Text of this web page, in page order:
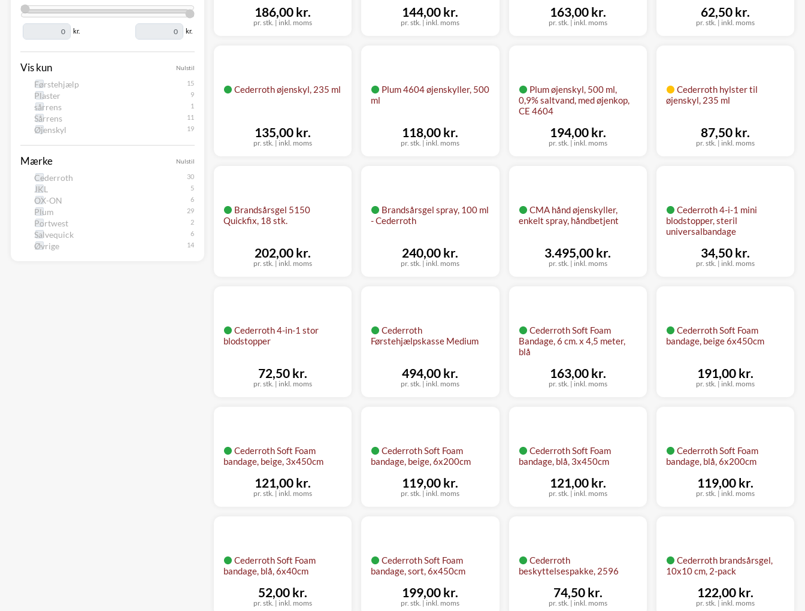
kr. kr.
Nulstil
Vis kun
Førstehjælp
Plaster
sårrens
Sårrens
Øjenskyl
Nulstil
Mærke
Cederroth
JKL
OX-ON
Plum
Portwest
Salvequick
Øvrige
pr. stk. | inkl. moms
186,00 kr.
pr. stk. | inkl. moms
144,00 kr.
pr. stk. | inkl. moms
163,00 kr.
pr. stk. | inkl. moms
62,50 kr.
Cederroth øjenskyl, 235 ml
pr. stk. | inkl. moms
135,00 kr.
Plum 4604 øjenskyller, 500
ml
pr. stk. | inkl. moms
118,00 kr.
Plum øjenskyl, 500 ml,
0,9% saltvand, med øjenkop,
CE 4604
pr. stk. | inkl. moms
194,00 kr.
Cederroth hylster til
øjenskyl, 235 ml
pr. stk. | inkl. moms
87,50 kr.
Brandsårsgel 5150
Quickfix, 18 stk.
pr. stk. | inkl. moms
202,00 kr.
Brandsårsgel spray, 100 ml
- Cederroth
pr. stk. | inkl. moms
240,00 kr.
CMA hånd øjenskyller,
enkelt spray, håndbetjent
pr. stk. | inkl. moms
3.495,00 kr.
Cederroth 4-i-1 mini
blodstopper, steril
universalbandage
pr. stk. | inkl. moms
34,50 kr.
Cederroth 4-in-1 stor
blodstopper
pr. stk. | inkl. moms
72,50 kr.
Cederroth
Førstehjælpskasse Medium
pr. stk. | inkl. moms
494,00 kr.
Cederroth Soft Foam
Bandage, 6 cm. x 4,5 meter,
blå
pr. stk. | inkl. moms
163,00 kr.
Cederroth Soft Foam
bandage, beige 6x450cm
pr. stk. | inkl. moms
191,00 kr.
Cederroth Soft Foam
bandage, beige, 3x450cm
pr. stk. | inkl. moms
121,00 kr.
Cederroth Soft Foam
bandage, beige, 6x200cm
pr. stk. | inkl. moms
119,00 kr.
Cederroth Soft Foam
bandage, blå, 3x450cm
pr. stk. | inkl. moms
121,00 kr.
Cederroth Soft Foam
bandage, blå, 6x200cm
pr. stk. | inkl. moms
119,00 kr.
Cederroth Soft Foam
bandage, blå, 6x40cm
pr. stk. | inkl. moms
52,00 kr.
Cederroth Soft Foam
bandage, sort, 6x450cm
pr. stk. | inkl. moms
199,00 kr.
Cederroth
beskyttelsespakke, 2596
pr. stk. | inkl. moms
74,50 kr.
Cederroth brandsårsgel,
10x10 cm, 2-pack
pr. stk. | inkl. moms
122,00 kr.